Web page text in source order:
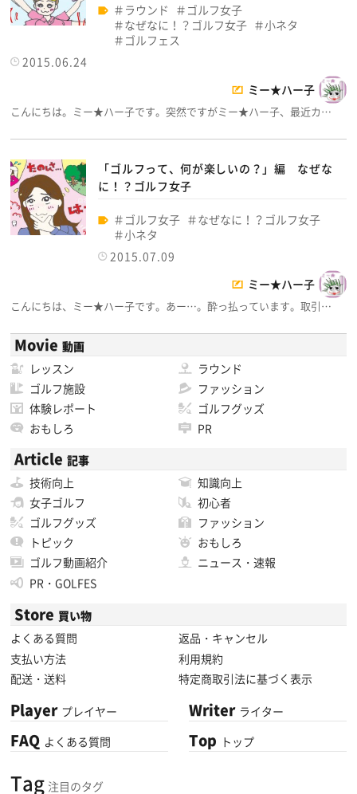
ラウンド
ゴルフ女子
なぜなに！？ゴルフ女子
小ネタ
ゴルフェス
2015.06.24
ミー★ハー子
こんにちは。ミー★ハー子です。突然ですがミー★ハー子、最近カ…
「ゴルフって、何が楽しいの？」編 なぜな
に！？ゴルフ女子
ゴルフ女子
なぜなに！？ゴルフ女子
小ネタ
2015.07.09
ミー★ハー子
こんにちは、ミー★ハー子です。あー…。酔っ払っています。取引…
Movie 動画
レッスン
ラウンド
ゴルフ施設
ファッション
体験レポート
ゴルフグッズ
おもしろ
PR
Article 記事
技術向上
知識向上
女子ゴルフ
初心者
ゴルフグッズ
ファッション
トピック
おもしろ
ゴルフ動画紹介
ニュース・速報
PR・GOLFES
Store 買い物
よくある質問
返品・キャンセル
支払い方法
利用規約
配送・送料
特定商取引法に基づく表示
Player プレイヤー
FAQ よくある質問
Writer ライター
Top トップ
Tag 注目のタグ